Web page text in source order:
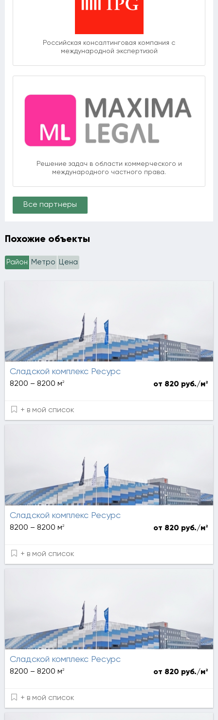
Российская консалтинговая компания с
международной экспертизой
Решение задач в области коммерческого и
международного частного права.
Все партнеры
Похожие объекты
Район Метро Цена
Сладской комплекс Ресурс
8200 – 8200 м2 от 820 руб./м2
+ в мой список
Сладской комплекс Ресурс
8200 – 8200 м2 от 820 руб./м2
+ в мой список
Сладской комплекс Ресурс
8200 – 8200 м2 от 820 руб./м2
+ в мой список